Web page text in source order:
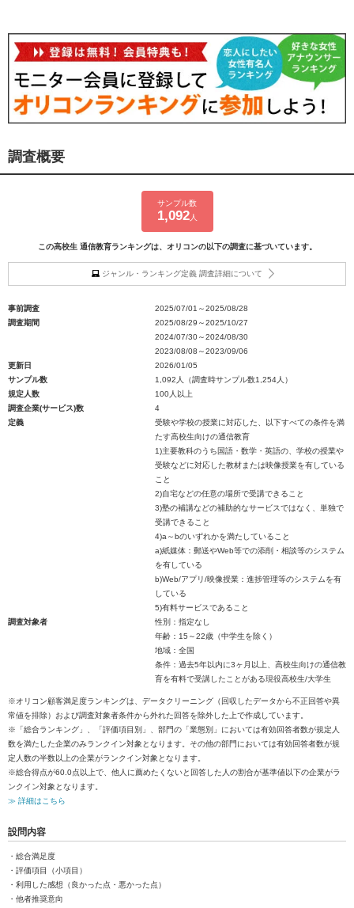
調査概要
サンプル数
1,092人
この高校生 通信教育ランキングは、オリコンの以下の調査に基づいています。
ジャンル・ランキング定義 調査詳細について
事前調査
2025/07/01～2025/08/28
調査期間
2025/08/29～2025/10/27
2024/07/30～2024/08/30
2023/08/08～2023/09/06
更新日
2026/01/05
サンプル数
1,092人（調査時サンプル数1,254人）
規定人数
100人以上
調査企業(サービス)数
4
定義
受験や学校の授業に対応した、以下すべての条件を満
たす高校生向けの通信教育
1)主要教科のうち国語・数学・英語の、学校の授業や
受験などに対応した教材または映像授業を有している
こと
2)自宅などの任意の場所で受講できること
3)塾の補講などの補助的なサービスではなく、単独で
受講できること
4)a～bのいずれかを満たしていること
a)紙媒体：郵送やWeb等での添削・相談等のシステム
を有している
b)Web/アプリ/映像授業：進捗管理等のシステムを有
している
5)有料サービスであること
調査対象者
性別：指定なし
年齢：15～22歳（中学生を除く）
地域：全国
条件：過去5年以内に3ヶ月以上、高校生向けの通信教
育を有料で受講したことがある現役高校生/大学生
※オリコン顧客満足度ランキングは、データクリーニング（回収したデータから不正回答や異
常値を排除）および調査対象者条件から外れた回答を除外した上で作成しています。
※「総合ランキング」、「評価項目別」、部門の「業態別」においては有効回答者数が規定人
数を満たした企業のみランクイン対象となります。その他の部門においては有効回答者数が規
定人数の半数以上の企業がランクイン対象となります。
※総合得点が60.0点以上で、他人に薦めたくないと回答した人の割合が基準値以下の企業がラ
ンクイン対象となります。
≫ 詳細はこちら
設問内容
・総合満足度
・評価項目（小項目）
・利用した感想（良かった点・悪かった点）
・他者推奨意向